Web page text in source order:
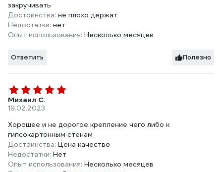
закручивать
Достоинства: не плохо держат
Недостатки: нет
Опыт использования: Несколько месяцев
Ответить Полезно
Михаил С.
19.02.2023
Хорошее и не дорогое крепление чего либо к
гипсокартонным стенам
Достоинства: Цена качество
Недостатки: Нет
Опыт использования: Несколько месяцев